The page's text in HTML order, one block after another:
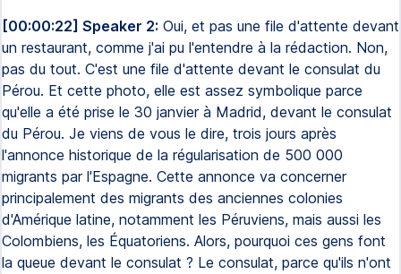
[00:00:22] Speaker 2: Oui, et pas une file d'attente devant
un restaurant, comme j'ai pu l'entendre à la rédaction. Non,
pas du tout. C'est une file d'attente devant le consulat du
Pérou. Et cette photo, elle est assez symbolique parce
qu'elle a été prise le 30 janvier à Madrid, devant le consulat
du Pérou. Je viens de vous le dire, trois jours après
l'annonce historique de la régularisation de 500 000
migrants par l'Espagne. Cette annonce va concerner
principalement des migrants des anciennes colonies
d'Amérique latine, notamment les Péruviens, mais aussi les
Colombiens, les Équatoriens. Alors, pourquoi ces gens font
la queue devant le consulat ? Le consulat, parce qu'ils n'ont